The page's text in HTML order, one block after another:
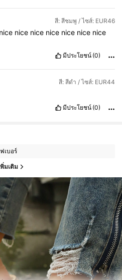
สี: สีชมพู / ไซส์: EUR46
nice nice nice nice nice nice nice
มีประโยชน์ (0)
สี: สีดำ / ไซส์: EUR44
มีประโยชน์ (0)
เบอร์
มเติม